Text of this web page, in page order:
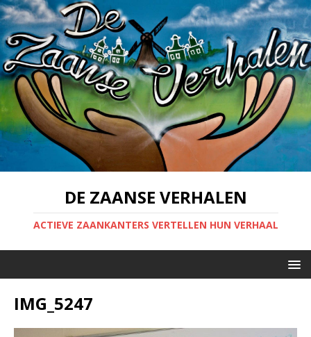
DE ZAANSE VERHALEN
ACTIEVE ZAANKANTERS VERTELLEN HUN VERHAAL
IMG_5247